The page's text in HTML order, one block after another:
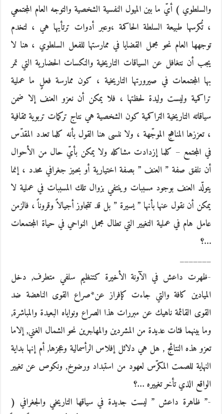
والسلطوي ) أيّ ما بين الميول النفسية الشخصية والتوجه العام المجتمعي
، تُكرسها طبيعة السلطة الحاكمة ،وعبر أدوات ترتأيها هي ، لتخدم
توجهها العام نحو مجمل القضايا في ممارستها للفعل السلطوي ، هنا لا
يجب أن نتغافل عن السياقات التاريخية والنكسات الحضارية التي تمر
بها المجتمعات في صيرورتها التاريخية ، كون ممارسة فعلٍ ما عملية
تراكمية وليست وليدة لحظتها ، فلا يمكن أن نعزو العنف إلا ضمن
سياقاته التاريخية التراكمية كون الشخصية هي نتاج تركمات تربوية ثقافية
، تعززها المناهج الموجّهة ، ولا ننسى هنا القول بأنه كلما تعدد المقدّس
في المجتمع – كلما إزدادت مشاكله ولا يمكن بأيّ حال من الأحوال
أن نلفق صفة ” العنف ” بصفة اختيارية أو بحيز جغرافي محدد ، إنما
يتولّد العنف بوجود مسببات وينتفي بزوال تلك المسببات في عملية لا
يمكن أن نقول عنها بأنها ” يسيرة ” بل قد تتجاوز أجيالاً وقروناً ، فالزمن
عامل هام في عملية التغيير التي تطال مجمل النواحي في حياة المجتمعات
…؟
_______
-ظهرت داعش في الآونة الأخيرة كتنظيم سلفي متطرف, دخل
الميادين كافة والتي جاءت كإفراز عن*صراع القوى الناهضة ضد
القوى القائمة ناهيك عن مبررات هذا الصراع ونواياه البعيدة والمباشرة,
وما بينهما فئات عديدة من المشردين والمهاجرين نحو الشمال الغني, إلاما
تعزو هذه النتائج , هل هي دلائل إفلاس الرأسمالية وعجزها, أم إنها بداية
النهاية للصمت المكرّس لعهود من استبداد ورضوخ, ونكوص عن تغيير
الواقع الذي تأخر تغييره …؟
-” ظاهرة داعش ” ليست جديدة في سياقها التاريخي والجغرافي (